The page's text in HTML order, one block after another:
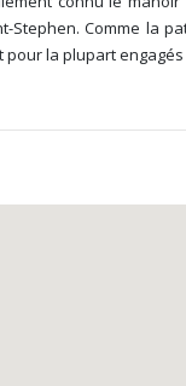
Comme la
pour la plupart